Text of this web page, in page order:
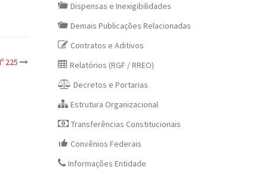
225
Dispensas e Inexigibilidades
Demais Publicações Relacionadas
Contratos e Aditivos
Relatórios (RGF / RREO)
Decretos e Portarias
Estrutura Organizacional
Transferências Constitucionais
Convênios Federais
Informações Entidade